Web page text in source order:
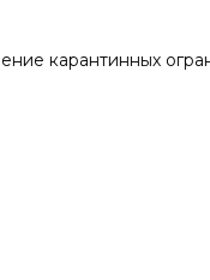
карантинных